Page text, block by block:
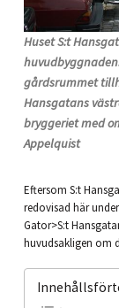
Huset S:t
gårdsrummet
Hansgatans
bryggeriet med
Appelquist
Eftersom S:t
redovisad här
Gator>S:t
huvudsakligen om